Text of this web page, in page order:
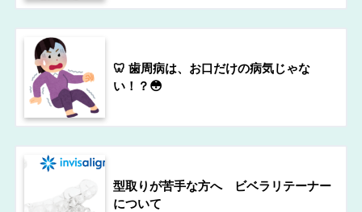
🦷 歯周病は、お口だけの病気じゃな
い！？😳
型取りが苦手な方へ ビベラリテーナー
について